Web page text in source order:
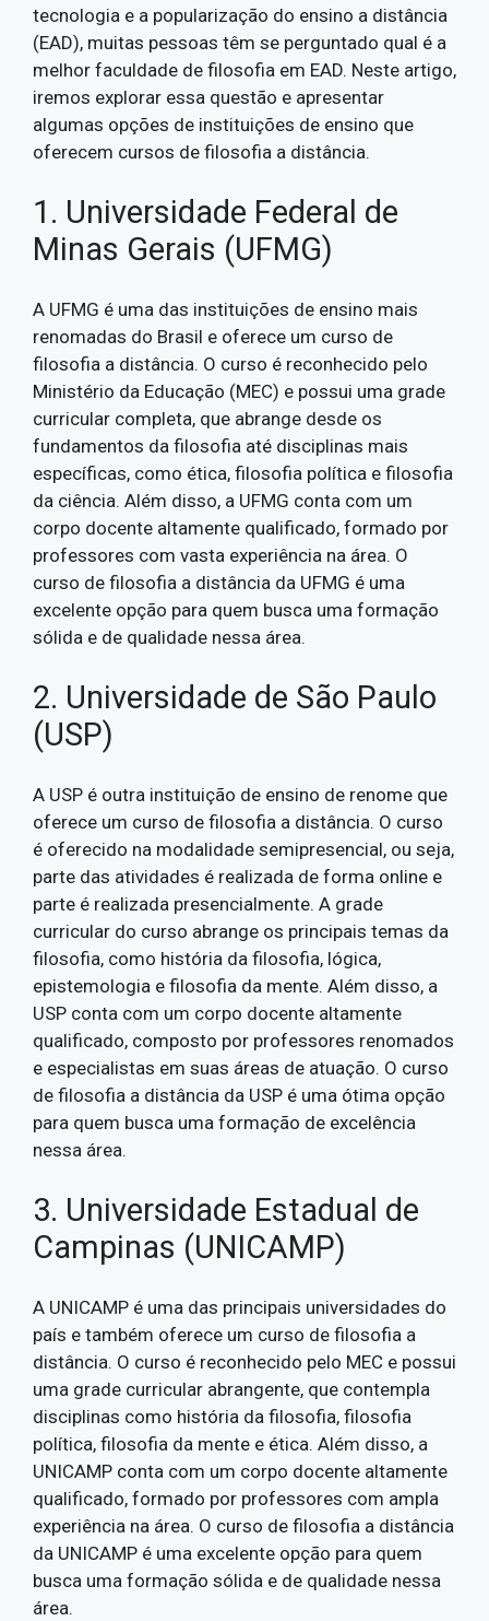
tecnologia e a popularização do ensino a distância
(EAD), muitas pessoas têm se perguntado qual é a
melhor faculdade de filosofia em EAD. Neste artigo,
iremos explorar essa questão e apresentar
algumas opções de instituições de ensino que
oferecem cursos de filosofia a distância.
1. Universidade Federal de
Minas Gerais (UFMG)
A UFMG é uma das instituições de ensino mais
renomadas do Brasil e oferece um curso de
filosofia a distância. O curso é reconhecido pelo
Ministério da Educação (MEC) e possui uma grade
curricular completa, que abrange desde os
fundamentos da filosofia até disciplinas mais
específicas, como ética, filosofia política e filosofia
da ciência. Além disso, a UFMG conta com um
corpo docente altamente qualificado, formado por
professores com vasta experiência na área. O
curso de filosofia a distância da UFMG é uma
excelente opção para quem busca uma formação
sólida e de qualidade nessa área.
2. Universidade de São Paulo
(USP)
A USP é outra instituição de ensino de renome que
oferece um curso de filosofia a distância. O curso
é oferecido na modalidade semipresencial, ou seja,
parte das atividades é realizada de forma online e
parte é realizada presencialmente. A grade
curricular do curso abrange os principais temas da
filosofia, como história da filosofia, lógica,
epistemologia e filosofia da mente. Além disso, a
USP conta com um corpo docente altamente
qualificado, composto por professores renomados
e especialistas em suas áreas de atuação. O curso
de filosofia a distância da USP é uma ótima opção
para quem busca uma formação de excelência
nessa área.
3. Universidade Estadual de
Campinas (UNICAMP)
A UNICAMP é uma das principais universidades do
país e também oferece um curso de filosofia a
distância. O curso é reconhecido pelo MEC e possui
uma grade curricular abrangente, que contempla
disciplinas como história da filosofia, filosofia
política, filosofia da mente e ética. Além disso, a
UNICAMP conta com um corpo docente altamente
qualificado, formado por professores com ampla
experiência na área. O curso de filosofia a distância
da UNICAMP é uma excelente opção para quem
busca uma formação sólida e de qualidade nessa
área.